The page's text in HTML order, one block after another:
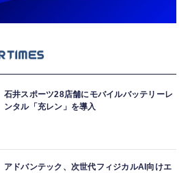
石井スポーツ28店舗にモバイルバッテリーレ
ンタル「充レン」を導入
アドバンテック、次世代フィジカルAI向けエ